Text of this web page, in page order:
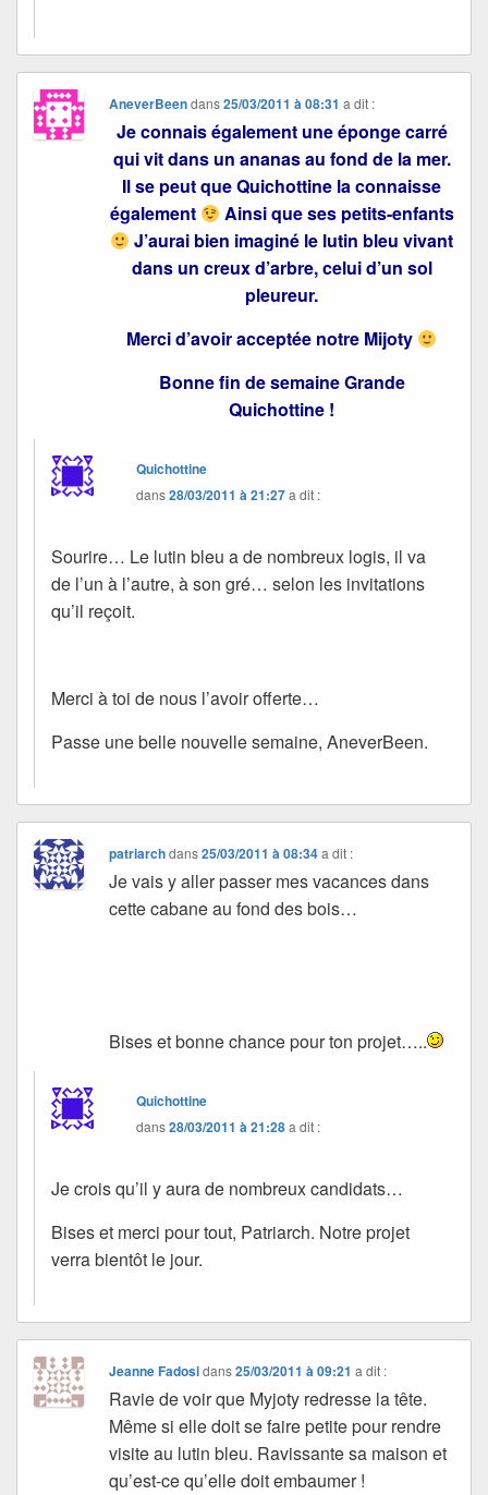
AneverBeendans25/03/2011 à 08:31 a dit :
Je connais également une éponge carré
qui vit dans un ananas au fond de la mer.
Il se peut que Quichottine la connaisse
également
Ainsi que ses petits-enfants
J’aurai bien imaginé le lutin bleu vivant
dans un creux d’arbre, celui d’un sol
pleureur.
Merci d’avoir acceptée notre Mijoty
Bonne fin de semaine Grande
Quichottine !
Quichottine
dans28/03/2011 à 21:27a dit :
Sourire… Le lutin bleu a de nombreux logis, il va
de l’un à l’autre, à son gré… selon les invitations
qu’il reçoit.
Merci à toi de nous l’avoir offerte…
Passe une belle nouvelle semaine, AneverBeen.
patriarchdans25/03/2011 à 08:34 a dit :
Je vais y aller passer mes vacances dans
cette cabane au fond des bois…
Bises et bonne chance pour ton projet…..
Quichottine
dans28/03/2011 à 21:28a dit :
Je crois qu’il y aura de nombreux candidats…
Bises et merci pour tout, Patriarch. Notre projet
verra bientôt le jour.
Jeanne Fadosidans25/03/2011 à 09:21 a dit :
Ravie de voir que Myjoty redresse la tête.
Même si elle doit se faire petite pour rendre
visite au lutin bleu. Ravissante sa maison et
qu’est-ce qu’elle doit embaumer !